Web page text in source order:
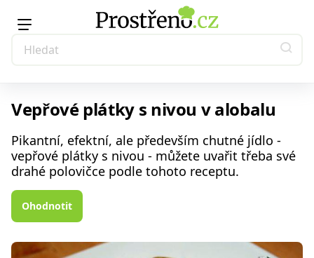
Vepřové plátky s nivou v alobalu
Pikantní, efektní, ale především chutné jídlo -
vepřové plátky s nivou - můžete uvařit třeba své
drahé polovičce podle tohoto receptu.
Ohodnotit